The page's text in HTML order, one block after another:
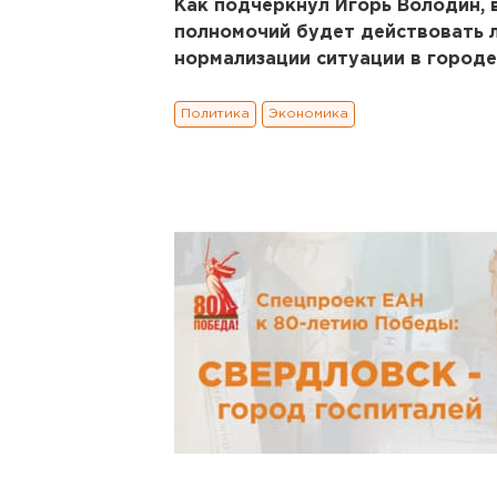
Как подчеркнул Игорь Володин,
полномочий будет действовать
нормализации ситуации в
Политика Экономика